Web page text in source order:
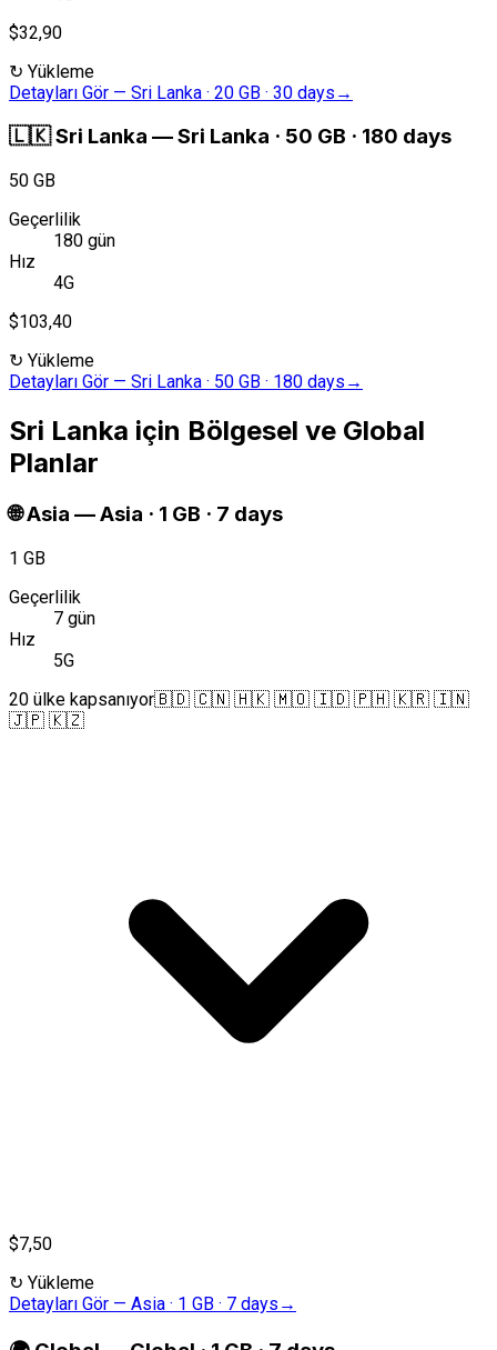
$32,90
↻ Yükleme
Detayları Gör — Sri Lanka · 20 GB · 30 days →
🇱🇰Sri Lanka —Sri Lanka · 50 GB · 180 days
50 GB
Geçerlilik
180 gün
Hız
4G
$103,40
↻ Yükleme
Detayları Gör — Sri Lanka · 50 GB · 180 days →
Sri Lanka için Bölgesel ve Global
Planlar
🌐Asia —Asia · 1 GB · 7 days
1 GB
Geçerlilik
7 gün
Hız
5G
20 ülke kapsanıyor🇧🇩 🇨🇳 🇭🇰 🇲🇴 🇮🇩 🇵🇭 🇰🇷 🇮🇳
🇯🇵 🇰🇿
$7,50
↻ Yükleme
Detayları Gör — Asia · 1 GB · 7 days →